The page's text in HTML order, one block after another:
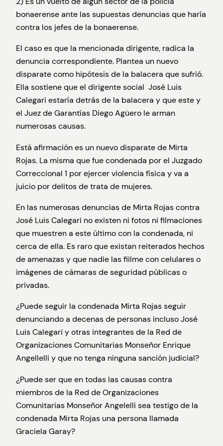
bonaerense ante las supuestas denuncias que haría
contra los jefes de la bonaerense.
El caso es que la mencionada dirigente, radica la
denuncia correspondiente. Plantea un nuevo
disparate como hipótesis de la balacera que sufrió.
Ella sostiene que el dirigente social José Luis
Calegari estaría detrás de la balacera y que este y
el Juez de Garantías Diego Agüero le arman
numerosas causas.
Está afirmación es un nuevo disparate de Mirta
Rojas. La misma que fue condenada por el Juzgado
Correccional 1 por ejercer violencia física y va a
juicio por delitos de trata de mujeres.
En las numerosas denuncias de Mirta Rojas contra
José Luis Calegari no existen ni fotos ni filmaciones
que muestren a este último con la condenada, ni
cerca de ella. Es raro que existan reiterados hechos
de amenazas y que nadie las fiilme con celulares o
imágenes de cámaras de seguridad públicas o
privadas.
¿Puede seguir la condenada Mirta Rojas seguir
denunciando a decenas de personas incluso José
Luis Calegari y otras integrantes de la Red de
Organizaciones Comunitarias Monseñor Enrique
Angellelli y que no tenga ninguna sanción judicial?
¿Puede ser que en todas las causas contra
miembros de la Red de Organizaciones
Comunitarias Monseñor Angelelli sea testigo de la
condenada Mirta Rojas una persona llamada
Graciela Garay?